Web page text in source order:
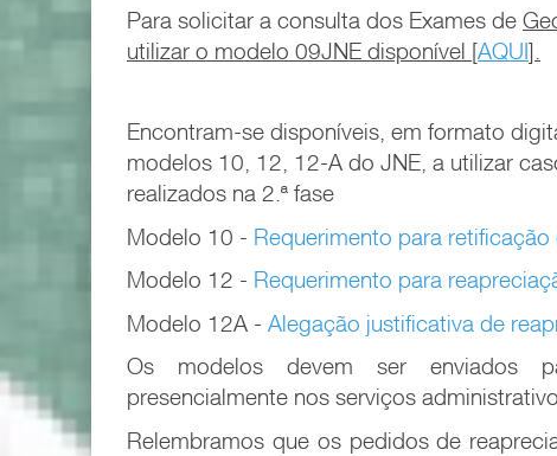
Para solicitar a consulta dos Exames de
utilizar o modelo 09JNE disponível [AQUI].
Encontram-se disponíveis, em formato
modelos 10, 12, 12-A do JNE, a utilizar
realizados na 2.ª fase
Modelo 10 - Requerimento para
Modelo 12 - Requerimento para
Modelo 12A - Alegação justificativa de
Os modelos devem ser enviados
presencialmente nos serviços
Relembramos que os pedidos de